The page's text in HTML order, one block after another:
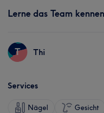
Lerne das Team kennen
T Thi
Services
Nägel Gesicht